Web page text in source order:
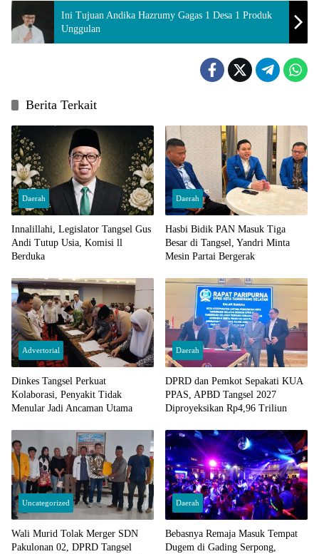
Ini Tujuan Andika Hazrumy Gagas 1 Desa 1 Produk
Unggulan
Berita Terkait
Daerah
Innalillahi, Legislator Tangsel Gus
Andi Tutup Usia, Komisi ll
Berduka
Daerah
Hasbi Bidik PAN Masuk Tiga
Besar di Tangsel, Yandri Minta
Mesin Partai Bergerak
Advertorial
Dinkes Tangsel Perkuat
Kolaborasi, Penyakit Tidak
Menular Jadi Ancaman Utama
Daerah
DPRD dan Pemkot Sepakati KUA
PPAS, APBD Tangsel 2027
Diproyeksikan Rp4,96 Triliun
Uncategorized
Wali Murid Tolak Merger SDN
Pakulonan 02, DPRD Tangsel
Daerah
Bebasnya Remaja Masuk Tempat
Dugem di Gading Serpong,